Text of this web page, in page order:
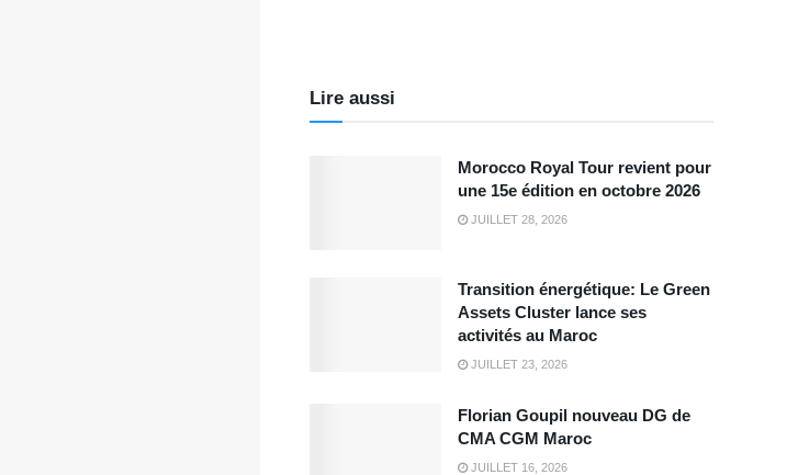
Lire aussi
Morocco Royal Tour revient pour
une 15e édition en octobre 2026
JUILLET 28, 2026
Transition énergétique: Le Green
Assets Cluster lance ses
activités au Maroc
JUILLET 23, 2026
Florian Goupil nouveau DG de
CMA CGM Maroc
JUILLET 16, 2026